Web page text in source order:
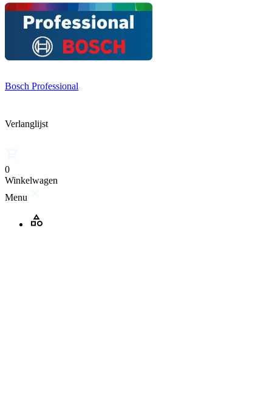
Bosch Professional
Verlanglijst
0
Winkelwagen
Menu